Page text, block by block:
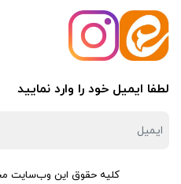
لطفا ایمیل خود را وارد نمایید
کلیه حقوق این وب‌سایت محفوظ